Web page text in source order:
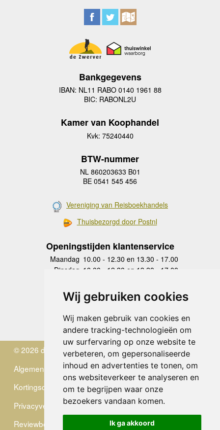
Wij gebruiken cookies
Wij maken gebruik van cookies en
andere tracking-technologieën om
uw surfervaring op onze website te
verbeteren, om gepersonaliseerde
inhoud en advertenties te tonen, om
ons websiteverkeer te analyseren en
om te begrijpen waar onze
bezoekers vandaan komen.
Ik ga akkoord
Bankgegevens
IBAN: NL11 RABO 0140 1961 88
BIC: RABONL2U
Kamer van Koophandel
Kvk: 75240440
BTW-nummer
NL 860203633 B01
BE 0541 545 456
Vereniging van Reisboekhandels
Thuisbezorgd door Postnl
Openingstijden klantenservice
Maandag 10.00 - 12.30 en 13.30 - 17.00
Dinsdag 10.00 - 12.30 en 13.30 - 17.00
Donderdag
10.00 - 12.30 en 13.30 - 17.00
Vrijdag 10.00 - 12.30 en 13.30 - 17.00
Zaterdag
gesloten
Zondag gesloten
© 2026 de Zwerver
Algemene Voorwaarden
Kortingscode
Privacyverklaring
Reviewbeleid